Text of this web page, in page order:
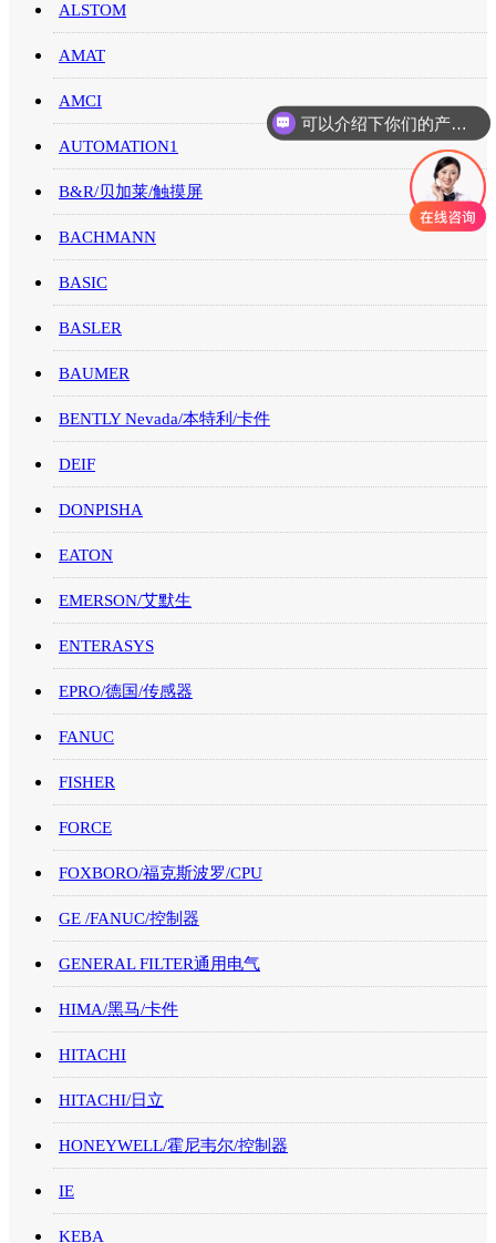
ALSTOM
AMAT
AMCI
AUTOMATION1
B&R/贝加莱/触摸屏
BACHMANN
BASIC
BASLER
BAUMER
BENTLY Nevada/本特利/卡件
DEIF
DONPISHA
EATON
EMERSON/艾默生
ENTERASYS
EPRO/德国/传感器
FANUC
FISHER
FORCE
FOXBORO/福克斯波罗/CPU
GE /FANUC/控制器
GENERAL FILTER通用电气
HIMA/黑马/卡件
HITACHI
HITACHI/日立
HONEYWELL/霍尼韦尔/控制器
IE
KEBA
可以介绍下你们的产品么